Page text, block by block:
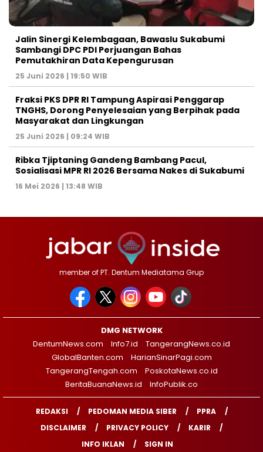
Jalin Sinergi Kelembagaan, Bawaslu Sukabumi
Sambangi DPC PDI Perjuangan Bahas
Pemutakhiran Data Kepengurusan
25 Juni 2026 | 19:50 WIB
‎Fraksi PKS DPR RI Tampung Aspirasi Penggarap
TNGHS, Dorong Penyelesaian yang Berpihak pada
Masyarakat dan Lingkungan‎
25 Juni 2026 | 09:24 WIB
Ribka Tjiptaning Gandeng Bambang Pacul,
Sosialisasi MPR RI 2026 Bersama Nakes di Sukabumi
16 Mei 2026 | 13:48 WIB
member of PT. Dentum Mediatama Grup
DMG NETWORK
DentumNews.com
Info7.id
TangerangNews.co.id
GlobalBanten.com
HarianSinarPagi.com
TangerangTengah.com
PoskotaNews.co.id
BeritaBuanaNews.id
InfoPublik.co
REDAKSI PEDOMAN MEDIA SIBER
PPRA
DISCLAIMER
PRIVACY POLICY
KARIR
INFO IKLAN
SIGN IN